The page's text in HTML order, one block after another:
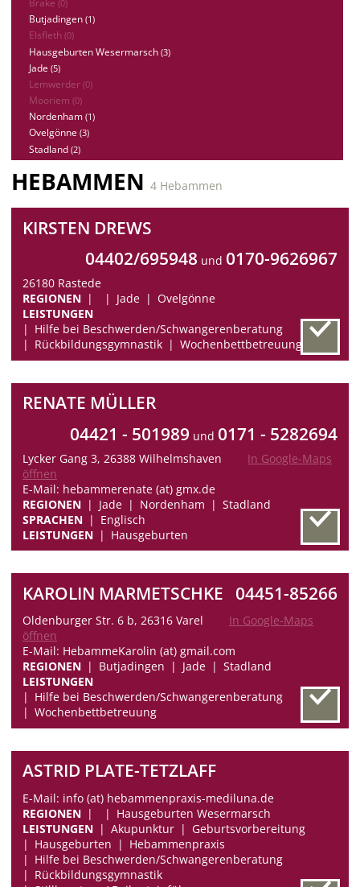
(0)
Butjadingen (1)
Elsfleth (0)
Hausgeburten Wesermarsch (3)
Jade (5)
Lemwerder (0)
Mooriem (0)
Nordenham (1)
Ovelgönne (3)
Stadland (2)
HEBAMMEN 4 Hebammen
KIRSTEN DREWS
04402/695948 und 0170-9626967
26180 Rastede
REGIONEN
Jade
Ovelgönne
LEISTUNGEN
Hilfe bei Beschwerden/Schwangerenberatung
Rückbildungsgymnastik
Wochenbettbetreuung
RENATE MÜLLER
04421 - 501989 und 0171 - 5282694
Lycker Gang 3, 26388 Wilhelmshaven
In Google-Maps
öffnen
E-Mail: hebammerenate (at) gmx.de
REGIONEN
Jade Nordenham
Stadland
SPRACHEN
Englisch
LEISTUNGEN
Hausgeburten
KAROLIN MARMETSCHKE 04451-85266
Oldenburger Str. 6 b, 26316 Varel
In Google-Maps
öffnen
E-Mail: HebammeKarolin (at) gmail.com
REGIONEN
Butjadingen Jade
Stadland
LEISTUNGEN
Hilfe bei Beschwerden/Schwangerenberatung
Wochenbettbetreuung
ASTRID PLATE-TETZLAFF
E-Mail: info (at) hebammenpraxis-mediluna.de
REGIONEN
Hausgeburten Wesermarsch
LEISTUNGEN
Akupunktur
Geburtsvorbereitung
Hausgeburten
Hebammenpraxis
Hilfe bei Beschwerden/Schwangerenberatung
Rückbildungsgymnastik